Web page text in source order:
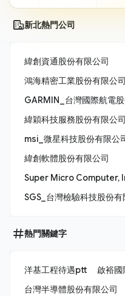
新北熱門公司
緯創資通股份有限公司
鴻海精密工業股份有限公司
GARMIN_台灣國際航電
緯穎科技服務股份有限公司
msi_微星科技股份有限公
緯創軟體股份有限公司
Super Micro Computer,
SGS_台灣檢驗科技股份有
熱門關鍵字
洋基工程待遇ptt
啟裕
台灣半導體股份有限公司